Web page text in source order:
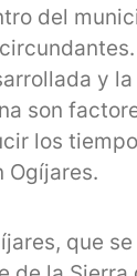
del
y
son
los
Ogíjares.
que